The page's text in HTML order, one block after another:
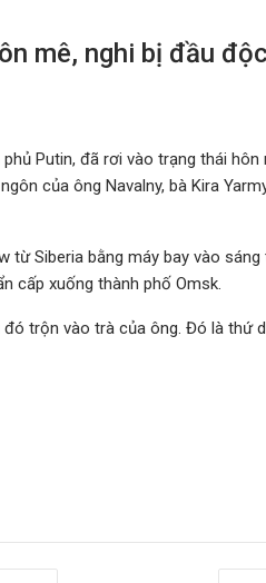
mê, nghi bị đầu độc
Putin, đã rơi vào trạng thái
của ông Navalny, bà Kira
Siberia bằng máy bay vào
cấp xuống thành phố Omsk.
trộn vào trà của ông. Đó là thứ